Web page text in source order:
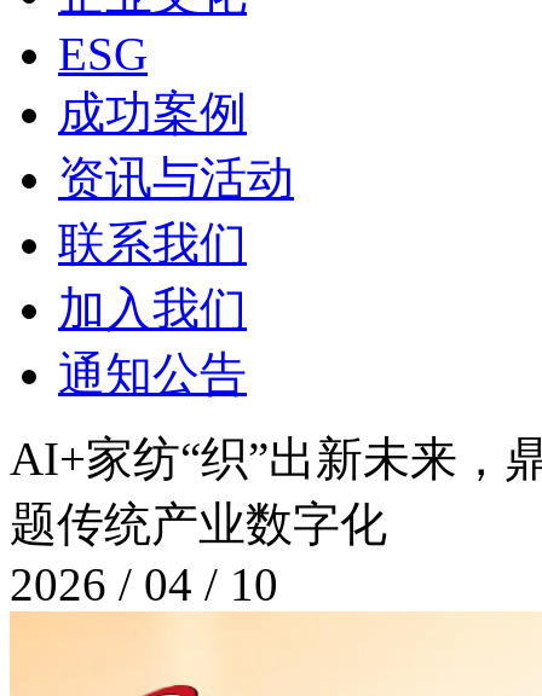
ESG
成功案例
资讯与活动
联系我们
加入我们
通知公告
AI+家纺“织”出新未来
题传统产业数字化
2026 / 04 / 10